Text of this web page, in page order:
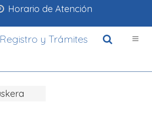
Horario de Atención
Registro y Trámites